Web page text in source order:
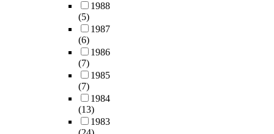
1988
(5)
1987
(6)
1986
(7)
1985
(7)
1984
(13)
1983